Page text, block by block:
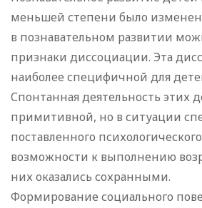
меньшей степени было
в познавательном развитии
признаки диссоциации. Эта
наиболее специфичной для
Спонтанная деятельность этих
примитивной, но в ситуации
поставленного
возможности к выполнению
них оказались сохранными.
Формирование социального